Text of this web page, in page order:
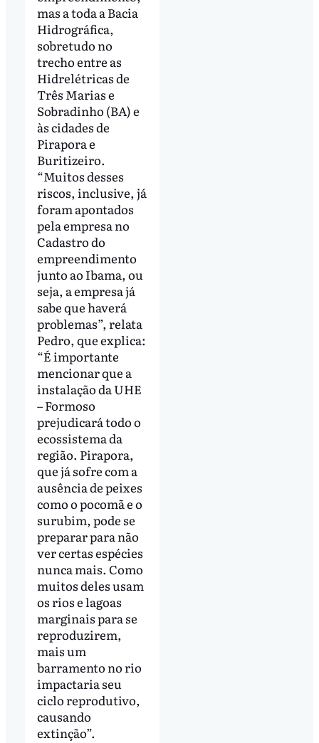
mas a toda a Bacia
Hidrográfica,
sobretudo no
trecho entre as
Hidrelétricas de
Três Marias e
Sobradinho (BA) e
às cidades de
Pirapora e
Buritizeiro.
“Muitos desses
riscos, inclusive, já
foram apontados
pela empresa no
Cadastro do
empreendimento
junto ao Ibama, ou
seja, a empresa já
sabe que haverá
problemas”, relata
Pedro, que explica:
“É importante
mencionar que a
instalação da UHE
– Formoso
prejudicará todo o
ecossistema da
região. Pirapora,
que já sofre com a
ausência de peixes
como o pocomã e o
surubim, pode se
preparar para não
ver certas espécies
nunca mais. Como
muitos deles usam
os rios e lagoas
marginais para se
reproduzirem,
mais um
barramento no rio
impactaria seu
ciclo reprodutivo,
causando
extinção”.